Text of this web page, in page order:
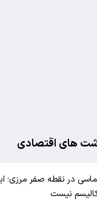
های اقتصادی
در نقطه صفر مرزی؛
نیست